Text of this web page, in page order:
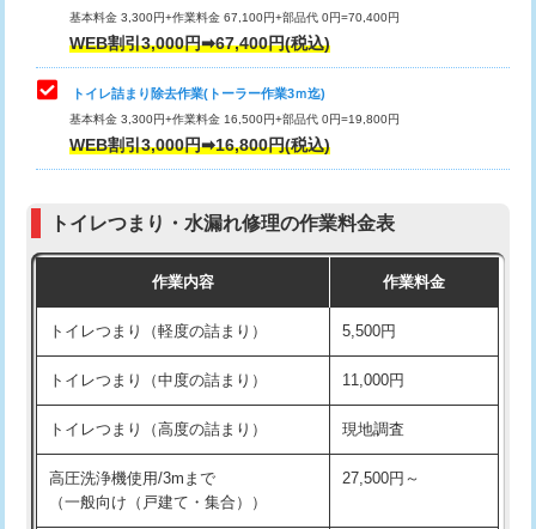
基本料金 3,300円+作業料金 67,100円+部品代 0円=70,400円
WEB割引3,000円➡67,400円(税込)
トイレ詰まり除去作業(トーラー作業3ｍ迄)
基本料金 3,300円+作業料金 16,500円+部品代 0円=19,800円
WEB割引3,000円➡16,800円(税込)
トイレつまり・水漏れ修理の作業料金表
作業内容 作業料金
トイレつまり（軽度の詰まり） 5,500円
トイレつまり（中度の詰まり） 11,000円
トイレつまり（高度の詰まり） 現地調査
高圧洗浄機使用/3mまで
（一般向け（戸建て・集合））
27,500円～